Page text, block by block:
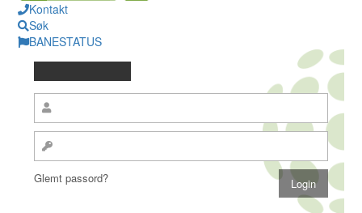
Kontakt
Søk
BANESTATUS
Glemt passord?